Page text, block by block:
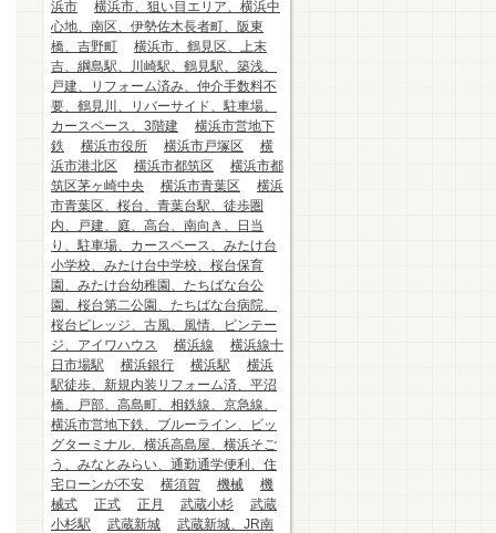
浜市
横浜市、狙い目エリア、横浜中
心地、南区、伊勢佐木長者町、阪東
橋、吉野町
横浜市、鶴見区、上末
吉、綱島駅、川崎駅、鶴見駅、築浅、
戸建、リフォーム済み、仲介手数料不
要、鶴見川、リバーサイド、駐車場、
カースペース、3階建
横浜市営地下
鉄
横浜市役所 横浜市戸塚区
横
浜市港北区
横浜市都筑区
横浜市都
筑区茅ヶ崎中央
横浜市青葉区
横浜
市青葉区、桜台、青葉台駅、徒歩圏
内、戸建、庭、高台、南向き、日当
り、駐車場、カースペース、みたけ台
小学校、みたけ台中学校、桜台保育
園、みたけ台幼稚園、たちばな台公
園、桜台第二公園、たちばな台病院、
桜台ビレッジ、古風、風情、ビンテー
ジ、アイワハウス
横浜線
横浜線十
日市場駅
横浜銀行 横浜駅
横浜
駅徒歩、新規内装リフォーム済、平沼
橋、戸部、高島町、相鉄線、京急線、
横浜市営地下鉄、ブルーライン、ビッ
グターミナル、横浜高島屋、横浜そご
う、みなとみらい、通勤通学便利、住
宅ローンが不安
横須賀 機械
機
械式
正式 正月 武蔵小杉
武蔵
小杉駅
武蔵新城
武蔵新城、JR南